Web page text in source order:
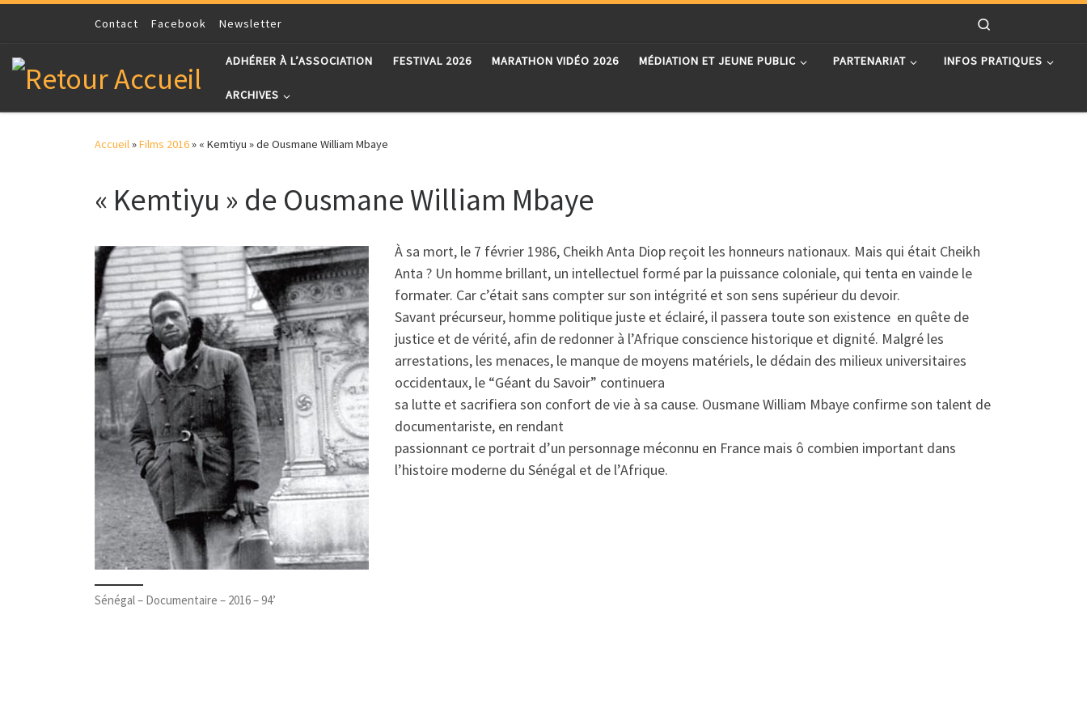
Skip to contentContact Facebook Newsletter
ADHÉRER À L’ASSOCIATION FESTIVAL 2026 MARATHON VIDÉO 2026 MÉDIATION ET JEUNE PUBLIC PARTENARIAT INFOS PRATIQUES
ARCHIVES
Accueil»Films 2016» « Kemtiyu » de Ousmane William Mbaye
« Kemtiyu » de Ousmane William Mbaye
Sénégal – Documentaire – 2016 – 94’
À sa mort, le 7 février 1986, Cheikh Anta Diop reçoit les honneurs nationaux. Mais qui était Cheikh
Anta ? Un homme brillant, un intellectuel formé par la puissance coloniale, qui tenta en vainde le
formater. Car c’était sans compter sur son intégrité et son sens supérieur du devoir.
Savant précurseur, homme politique juste et éclairé, il passera toute son existence en quête de
justice et de vérité, afin de redonner à l’Afrique conscience historique et dignité. Malgré les
arrestations, les menaces, le manque de moyens matériels, le dédain des milieux universitaires
occidentaux, le “Géant du Savoir” continuera
sa lutte et sacrifiera son confort de vie à sa cause. Ousmane William Mbaye confirme son talent de
documentariste, en rendant
passionnant ce portrait d’un personnage méconnu en France mais ô combien important dans
l’histoire moderne du Sénégal et de l’Afrique.